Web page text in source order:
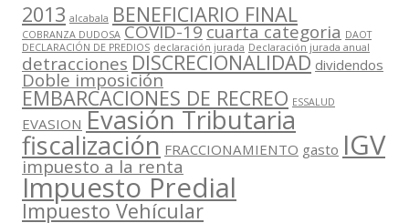
2013 alcabala BENEFICIARIO FINAL
COBRANZA DUDOSA COVID-19cuarta categoria DAOT
DECLARACIÓN DE PREDIOS declaración jurada Declaración jurada anual
detracciones DISCRECIONALIDAD dividendos
Doble imposición
EMBARCACIONES DE RECREO ESSALUD
EVASION Evasión Tributaria
fiscalización FRACCIONAMIENTO gasto IGV
impuesto a la renta
Impuesto Predial
Impuesto Vehícular